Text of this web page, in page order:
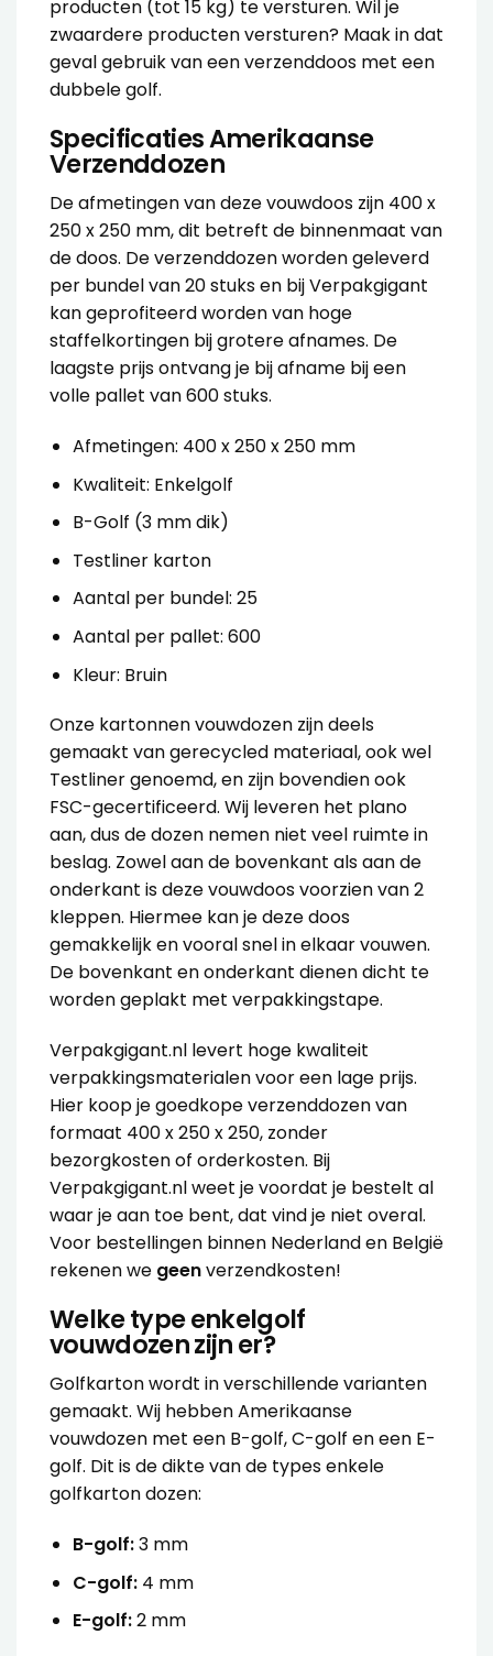
producten (tot 15 kg) te versturen. Wil je
zwaardere producten versturen? Maak in dat
geval gebruik van eenverzenddoos met een
dubbele golf.
Specificaties Amerikaanse
Verzenddozen
De afmetingen van dezevouwdoos zijn 400 x
250 x 250 mm, dit betreft de binnenmaat van
de doos. Deverzenddozenworden geleverd
per bundel van 20 stuks en bij Verpakgigant
kan geprofiteerd worden van hoge
staffelkortingen bij grotere afnames. De
laagste prijs ontvang je bij afname bij een
volle pallet van 600 stuks.
Afmetingen: 400 x 250 x 250 mm
Kwaliteit: Enkelgolf
B-Golf (3 mm dik)
Testliner karton
Aantal per bundel: 25
Aantal per pallet: 600
Kleur: Bruin
Onze kartonnen vouwdozen zijn deels
gemaakt van gerecycled materiaal, ook wel
Testliner genoemd, en zijn bovendien ook
FSC-gecertificeerd. Wij leveren het plano
aan, dus de dozen nemen niet veel ruimte in
beslag. Zowel aan de bovenkant als aan de
onderkant is deze vouwdoos voorzien van 2
kleppen. Hiermee kan je deze doos
gemakkelijk en vooral snel in elkaar vouwen.
De bovenkant en onderkant dienen dicht te
worden geplakt met verpakkingstape.
Verpakgigant.nl levert hoge kwaliteit
verpakkingsmaterialen voor een lage prijs.
Hier koop je goedkope verzenddozen van
formaat 400 x 250 x 250, zonder
bezorgkosten of orderkosten. Bij
Verpakgigant.nl weet je voordat je bestelt al
waar je aan toe bent, dat vind je niet overal.
Voor bestellingen binnen Nederland en België
rekenen we geenverzendkosten!
Welke type enkelgolf
vouwdozen zijn er?
Golfkarton wordt in verschillende varianten
gemaakt. Wij hebben Amerikaanse
vouwdozen met een B-golf, C-golf en een E-
golf. Dit is de dikte van de types enkele
golfkarton dozen:
B-golf:3 mm
C-golf: 4 mm
E-golf:2 mm